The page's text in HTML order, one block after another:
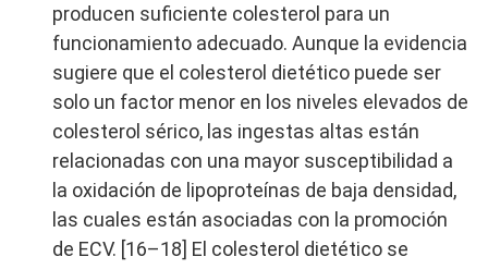
producen suficiente colesterol para un
funcionamiento adecuado. Aunque la evidencia
sugiere que el colesterol dietético puede ser
solo un factor menor en los niveles elevados de
colesterol sérico, las ingestas altas están
relacionadas con una mayor susceptibilidad a
la oxidación de lipoproteínas de baja densidad,
las cuales están asociadas con la promoción
de ECV. [16–18] El colesterol dietético se